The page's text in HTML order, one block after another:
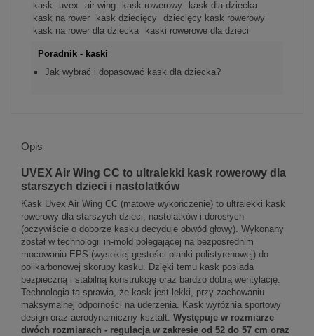
kask uvex air wing kask rowerowy
kask dla dziecka
kask na rower
kask dziecięcy
dziecięcy kask rowerowy
kask na rower dla dziecka
kaski rowerowe dla dzieci
Poradnik - kaski
Jak wybrać i dopasować kask dla dziecka?
Opis
UVEX Air Wing CC to ultralekki kask rowerowy dla
starszych dzieci i nastolatków
Kask Uvex Air Wing CC (matowe wykończenie) to ultralekki kask
rowerowy dla starszych dzieci, nastolatków i dorosłych
(oczywiście o doborze kasku decyduje obwód głowy). Wykonany
został w technologii in-mold polegającej na bezpośrednim
mocowaniu EPS (wysokiej gęstości pianki polistyrenowej) do
polikarbonowej skorupy kasku. Dzięki temu kask posiada
bezpieczną i stabilną konstrukcję oraz bardzo dobrą wentylację.
Technologia ta sprawia, że kask jest lekki, przy zachowaniu
maksymalnej odporności na uderzenia. Kask wyróżnia sportowy
design oraz aerodynamiczny kształt. Występuje w rozmiarze
dwóch rozmiarach - regulacja w zakresie od 52 do 57 cm oraz